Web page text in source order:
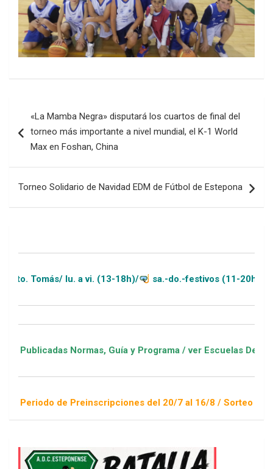
de
entradas
«La Mamba Negra» disputará los cuartos de final del
torneo más importante a nivel mundial, el K-1 World
Max en Foshan, China
Torneo Solidario de Navidad EDM de Fútbol de Estepona
lu. a vi. (13-18h)/ sa.-do.-festivos (11-20h)
Normas, Guía y Programa / ver Escuelas Deportivas
de Preinscripciones del 20/7 al 16/8 / Sorteo 1 de